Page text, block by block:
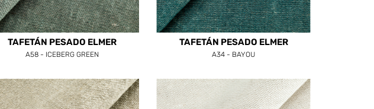
TAFETÁN PESADO ELMER
A58 - ICEBERG GREEN
TAFETÁN PESADO ELMER
A34 - BAYOU